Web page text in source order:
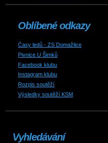
Oblíbené odkazy
Časy ledů - ZS Domažlice
Pivnice U Šimků
Facebook klubu
Instagram klubu
Rozpis soutěží
Výsledky soutěží KSM
Vyhledávání